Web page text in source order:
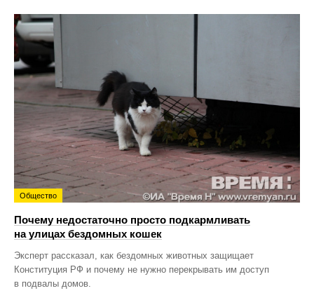
Общество
Почему недостаточно просто подкармливать
на улицах бездомных кошек
Эксперт рассказал, как бездомных животных защищает
Конституция РФ и почему не нужно перекрывать им доступ
в подвалы домов.